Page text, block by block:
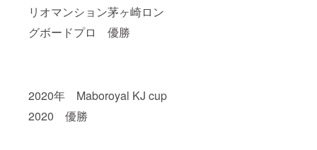
リオマンション茅ヶ崎ロン
グボードプロ 優勝
2020年 Maboroyal KJ cup
2020 優勝